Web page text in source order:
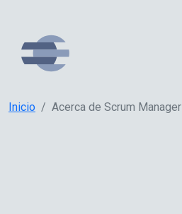
Inicio Acerca de Scrum Manager